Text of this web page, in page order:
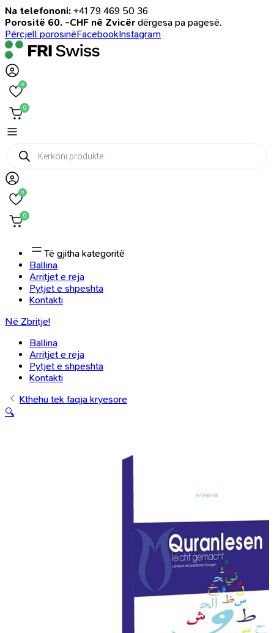
Na telefononi: +41 79 469 50 36
Porositë 60. -CHF në Zvicër dërgesa pa pagesë.
Përcjell porosinëFacebookInstagram
0
0
Products
search
0
0
Të gjitha kategoritë
Ballina
Arritjet e reja
Pytjet e shpeshta
Kontakti
Në Zbritje!
Ballina
Arritjet e reja
Pytjet e shpeshta
Kontakti
Kthehu tek faqja kryesore
🔍